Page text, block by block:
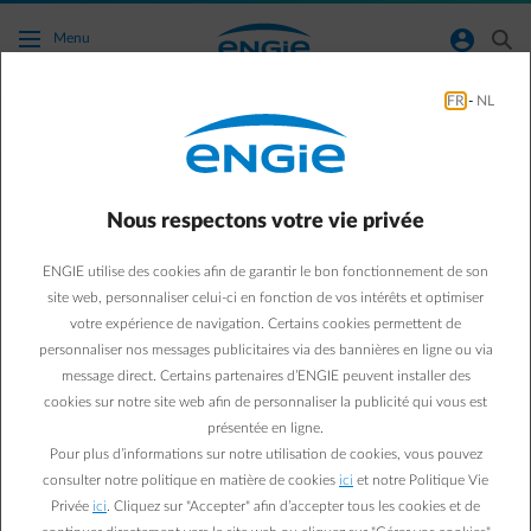
Accéder au contenu principal
Menu normal-account-circle search
Des questions sur le déménagement ?
nouvelle adresse et vous souhaitez savoir ce que vous devez faire
avec votre contrat d'énergie ? Nous avons répertorié ici les
questions les plus fréquemment posées.
Questions fréquemment posées
Comment puis-je signaler mon déménagement ou arrêter
mon contrat ?
Je veux connaître le statut de mon déménagement.
FR - NL
Nous respectons votre vie privée
ENGIE utilise des cookies afin de garantir le bon fonctionnement de son
site web, personnaliser celui-ci en fonction de vos intérêts et optimiser
votre expérience de navigation. Certains cookies permettent de
personnaliser nos messages publicitaires via des bannières en ligne ou via
message direct. Certains partenaires d’ENGIE peuvent installer des
cookies sur notre site web afin de personnaliser la publicité qui vous est
présentée en ligne.
Pour plus d’informations sur notre utilisation de cookies, vous pouvez
consulter notre politique en matière de cookies ici et notre Politique Vie
Privée ici . Cliquez sur "Accepter" afin d’accepter tous les cookies et de